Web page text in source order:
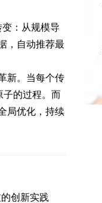
： 从规模导
，自动推荐最
新。当每个传
子的过程。而
局优化，持续
创新实践